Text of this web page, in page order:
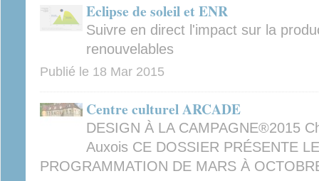
Eclipse de soleil et ENR
Suivre en direct l'impact sur la
renouvelables
Publié le 18 Mar 2015
Centre culturel ARCADE
DESIGN À LA CAMPAGNE®2015
Auxois CE DOSSIER PRÉSENTE
PROGRAMMATION DE MARS À